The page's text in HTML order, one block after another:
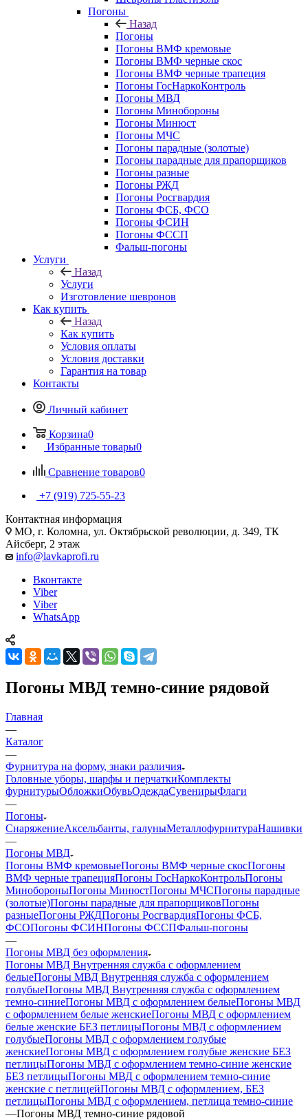
Погоны
Назад
Погоны
Погоны ВМФ кремовые
Погоны ВМФ черные скос
Погоны ВМФ черные трапеция
Погоны ГосНаркоКонтроль
Погоны МВД
Погоны Минобороны
Погоны Минюст
Погоны МЧС
Погоны парадные (золотые)
Погоны парадные для прапорщиков
Погоны разные
Погоны РЖД
Погоны Росгвардия
Погоны ФСБ, ФСО
Погоны ФСИН
Погоны ФССП
Фальш-погоны
Услуги
Назад
Услуги
Изготовление шевронов
Как купить
Назад
Как купить
Условия оплаты
Условия доставки
Гарантия на товар
Контакты
Личный кабинет
Корзина0
Избранные товары0
Сравнение товаров0
+7 (919) 725-55-23
Контактная информация
МО, г. Коломна, ул. Октябрьской революции, д. 349, ТК
Айсберг, 2 этаж
info@lavkaprofi.ru
Вконтакте
Viber
Viber
WhatsApp
Погоны МВД темно-синие рядовой
Главная
—
Каталог
—
Фурнитура на форму, знаки различия
Головные уборы, шарфы и перчаткиКомплекты
фурнитурыОбложкиОбувьОдеждаСувенирыФлаги
—
Погоны
СнаряжениеАксельбанты, галуныМеталлофурнитураНашивки
—
Погоны МВД
Погоны ВМФ кремовыеПогоны ВМФ черные скосПогоны
ВМФ черные трапецияПогоны ГосНаркоКонтрольПогоны
МинобороныПогоны МинюстПогоны МЧСПогоны парадные
(золотые)Погоны парадные для прапорщиковПогоны
разныеПогоны РЖДПогоны РосгвардияПогоны ФСБ,
ФСОПогоны ФСИНПогоны ФССПФальш-погоны
—
Погоны МВД без оформления
Погоны МВД Внутренняя служба с оформлением
белыеПогоны МВД Внутренняя служба с оформлением
голубыеПогоны МВД Внутренняя служба с оформлением
темно-синиеПогоны МВД с оформлением белыеПогоны МВД
с оформлением белые женскиеПогоны МВД с оформлением
белые женские БЕЗ петлицыПогоны МВД с оформлением
голубыеПогоны МВД с оформлением голубые
женскиеПогоны МВД с оформлением голубые женские БЕЗ
петлицыПогоны МВД с оформлением темно-синие женские
БЕЗ петлицыПогоны МВД с оформлением темно-синие
женские с петлицейПогоны МВД с оформлением, БЕЗ
петлицыПогоны МВД с оформлением, петлица темно-синие
—Погоны МВД темно-синие рядовой